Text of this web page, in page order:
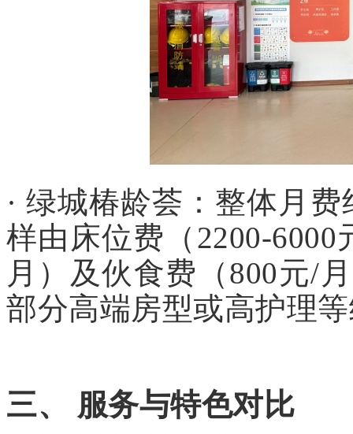
· 绿城椿龄荟：整体月
样由床位费（2200-
月）及伙食费（800元/
部分高端房型或高护理
三、 服务与特色对比